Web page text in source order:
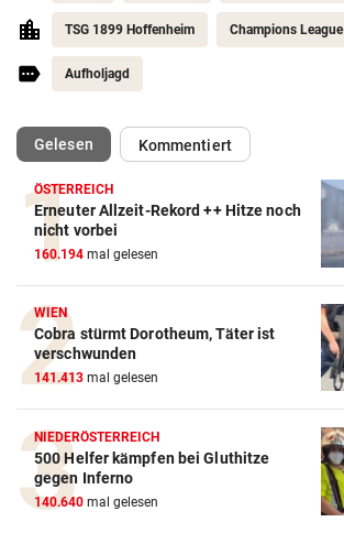
TSG 1899 Hoffenheim Champions League
Aufholjagd
Gelesen(ausgewählt)Kommentiert
ÖSTERREICH
Erneuter Allzeit-Rekord ++ Hitze noch
nicht vorbei
160.194 mal gelesen
WIEN
Cobra stürmt Dorotheum, Täter ist
verschwunden
141.413 mal gelesen
NIEDERÖSTERREICH
500 Helfer kämpfen bei Gluthitze
gegen Inferno
140.640 mal gelesen
Action-Cam Vergleich
ZUM VERGLEICH
Crosstrainer Vergleich
ZUM VERGLEICH
E-Bike Vergleich
ZUM VERGLEICH
Elektro-Scooter Vergleich
ZUM VERGLEICH